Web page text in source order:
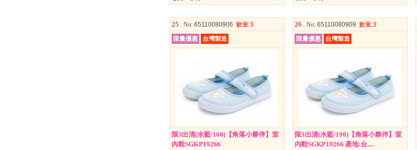
25 .No: 65110080906 數量:3
限量優惠
台灣製造
限3出清(水藍/160)【角落小夥伴】室
內鞋SGKP19266
26 .No: 65110080909 數量:3
限量優惠
台灣製造
限3出清(水藍/190)【角落小夥伴】室
內鞋SGKP19266 產地:台....